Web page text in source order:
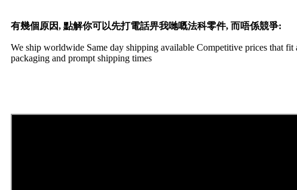
有幾個原因, 點解你可以先打電話畀我哋嘅法科零件, 而唔係競爭:
We ship worldwide Same day shipping available Competitive prices that fit
packaging and prompt shipping times